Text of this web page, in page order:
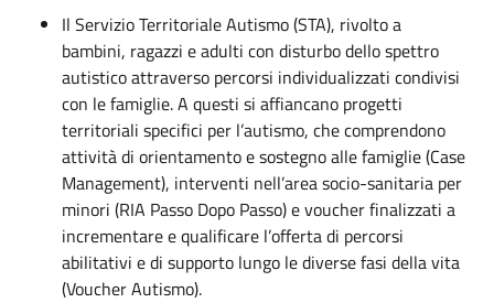
Il Servizio Territoriale Autismo (STA), rivolto a
bambini, ragazzi e adulti con disturbo dello spettro
autistico attraverso percorsi individualizzati condivisi
con le famiglie. A questi si affiancano progetti
territoriali specifici per l’autismo, che comprendono
attività di orientamento e sostegno alle famiglie (Case
Management), interventi nell’area socio-sanitaria per
minori (RIA Passo Dopo Passo) e voucher finalizzati a
incrementare e qualificare l’offerta di percorsi
abilitativi e di supporto lungo le diverse fasi della vita
(Voucher Autismo).